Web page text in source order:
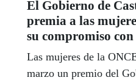
El Gobierno de
premia a las
su compromiso
Las mujeres de la
marzo un premio del